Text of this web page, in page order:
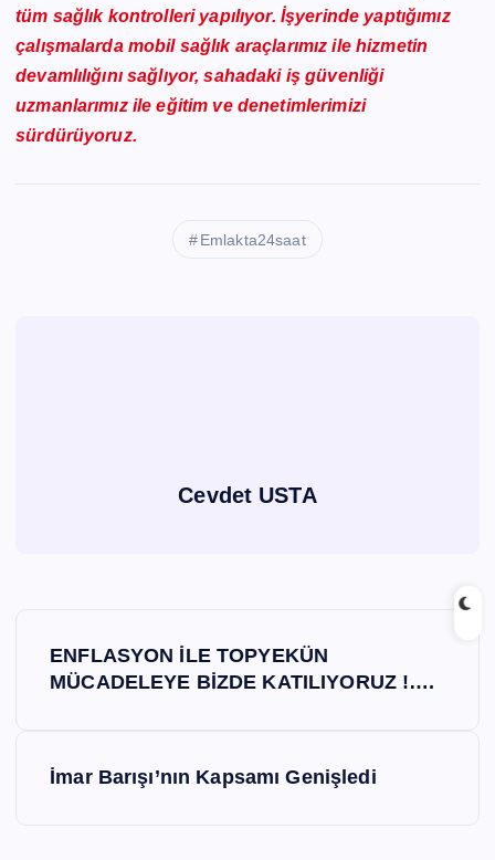
tüm sağlık kontrolleri yapılıyor. İşyerinde yaptığımız
çalışmalarda mobil sağlık araçlarımız ile hizmetin
devamlılığını sağlıyor, sahadaki iş güvenliği
uzmanlarımız ile eğitim ve denetimlerimizi
sürdürüyoruz.
Emlakta24saat
Cevdet USTA
ENFLASYON İLE TOPYEKÜN
MÜCADELEYE BİZDE KATILIYORUZ !….
İmar Barışı’nın Kapsamı Genişledi